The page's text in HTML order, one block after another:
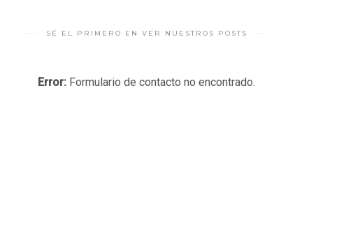
SÉ EL PRIMERO EN VER NUESTROS POSTS
Error: Formulario de contacto no encontrado.